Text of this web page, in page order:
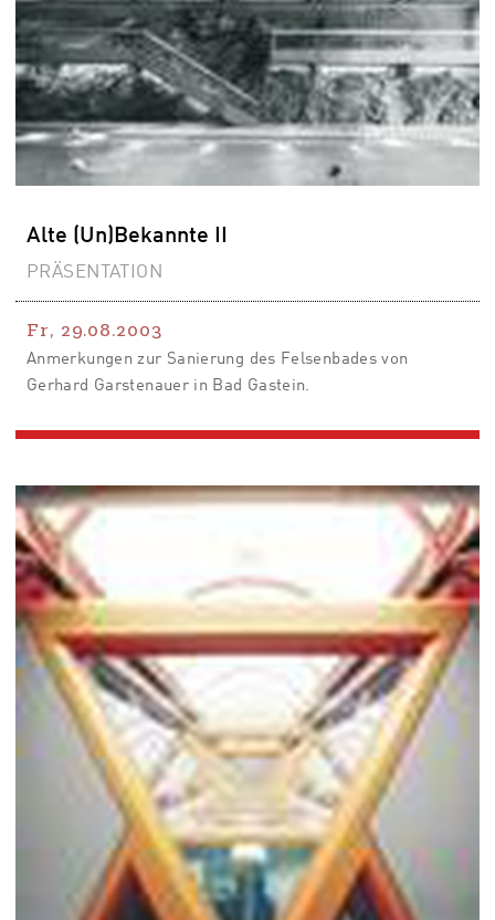
Alte (Un)Bekannte II
PRÄSENTATION
Fr, 29.08.2003
Anmerkungen zur Sanierung des Felsenbades von
Gerhard Garstenauer in Bad Gastein.